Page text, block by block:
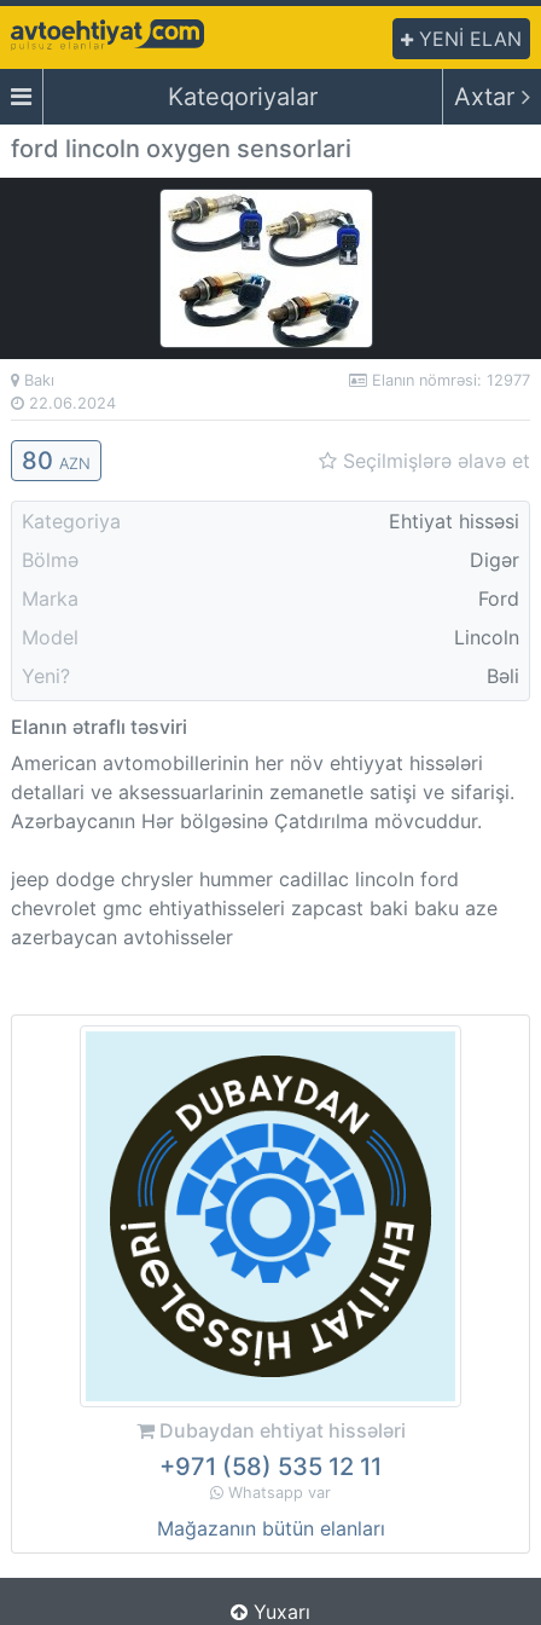
YENİ ELAN
Kateqoriyalar
Axtar
ford lincoln oxygen sensorlari
Bakı
22.06.2024
Elanın nömrəsi: 12977
80 AZN Seçilmişlərə əlavə et
Kategoriya
Ehtiyat hissəsi
Bölmə
Digər
Marka
Ford
Model
Lincoln
Yeni?
Bəli
Elanın ətraflı təsviri
American avtomobillerinin her növ ehtiyyat hissələri
detallari ve aksessuarlarinin zemanetle satişi ve sifarişi.
Azərbaycanın Hər bölgəsinə Çatdırılma mövcuddur.
jeep dodge chrysler hummer cadillac lincoln ford
chevrolet gmc ehtiyathisseleri zapcast baki baku aze
azerbaycan avtohisseler
Dubaydan ehtiyat hissələri
+971 (58) 535 12 11
Whatsapp var
Mağazanın bütün elanları
Yuxarı